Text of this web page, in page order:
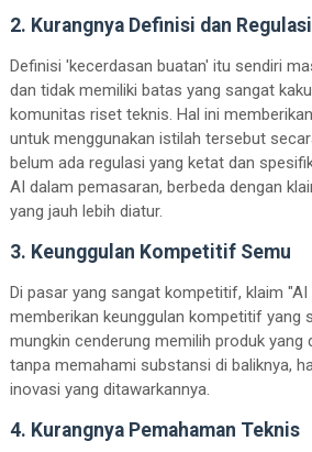
2. Kurangnya Definisi dan
Definisi 'kecerdasan buatan' itu sendiri
dan tidak memiliki batas yang sangat
komunitas riset teknis. Hal ini
untuk menggunakan istilah tersebut
belum ada regulasi yang ketat dan
AI dalam pemasaran, berbeda dengan
yang jauh lebih diatur.
3. Keunggulan Kompetitif Semu
Di pasar yang sangat kompetitif, klaim
memberikan keunggulan kompetitif yang
mungkin cenderung memilih produk yang
tanpa memahami substansi di baliknya,
inovasi yang ditawarkannya.
4. Kurangnya Pemahaman Teknis